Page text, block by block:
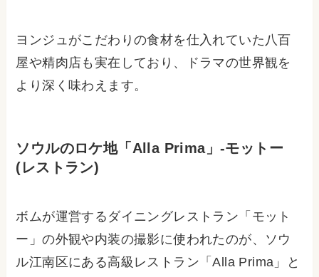
ヨンジュがこだわりの食材を仕入れていた八百
屋や精肉店も実在しており、ドラマの世界観を
より深く味わえます。
ソウルのロケ地「Alla Prima」-モットー
(レストラン)
ボムが運営するダイニングレストラン「モット
ー」の外観や内装の撮影に使われたのが、ソウ
ル江南区にある高級レストラン「Alla Prima」と